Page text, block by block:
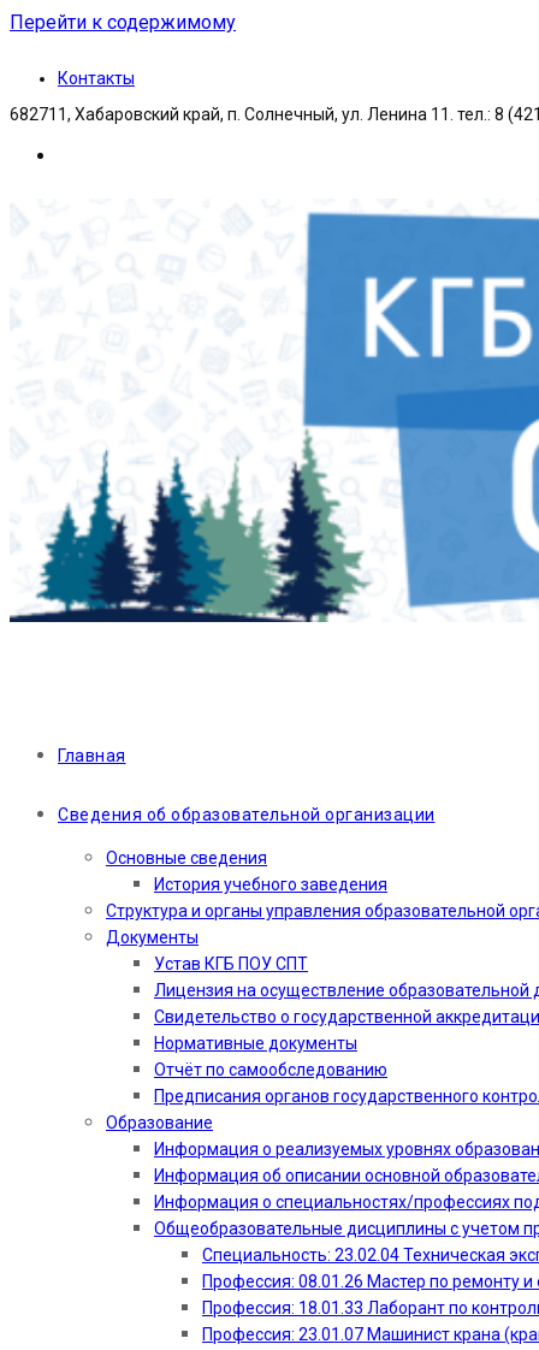
Перейти к содержимому
Контакты
682711, Хабаровский край, п. Солнечный, ул. Ленина 11. тел.: 8
Главная
Сведения об образовательной организации
Основные сведения
История учебного заведения
Структура и органы управления образовательной
Документы
Устав КГБ ПОУ СПТ
Лицензия на осуществление образовательной
Свидетельство о государственной
Нормативные документы
Отчёт по самообследованию
Предписания органов государственного
Образование
Информация о реализуемых уровнях
Информация об описании основной
Информация о специальностях/профессиях
Общеобразовательные дисциплины с учетом
Специальность: 23.02.04 Техническая
Профессия: 08.01.26 Мастер по ремонту
Профессия: 18.01.33 Лаборант по
Профессия: 23.01.07 Машинист крана